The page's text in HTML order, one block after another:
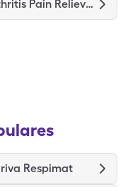
Arthritis Pain Relieving
Respimat